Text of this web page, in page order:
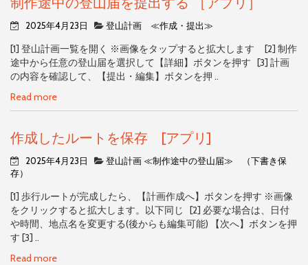
2025年4月23日 登山計画 ≪作成・提出≫
[1] 登山計画一覧を開く ※画像をタップすると拡大します [2] 制作
途中から任意の登山届を選択して【詳細】ボタンを押す [3] 計画
の内容を確認して、【提出・編集】ボタンを押 ..
Read more
作成したルートを保存 [アプリ]
2025年4月23日
登山計画 ≪制作途中の登山届≫ （下書き保
存）
[1] 歩行ルートが完成したら、【計画作成へ】ボタンを押す ※画像
をクリックすると拡大します。以下同じ [2] 必要な場合は、日付
や時間、地点名を変更する(後からも編集可能) 【次へ】ボタンを押
す [3] ..
Read more